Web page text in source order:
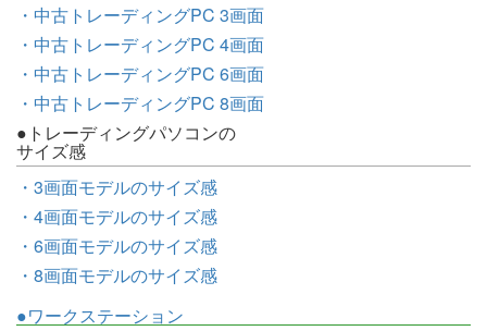
・中古トレーディングPC 3画面
・中古トレーディングPC 4画面
・中古トレーディングPC 6画面
・中古トレーディングPC 8画面
●トレーディングパソコンの
サイズ感
・3画面モデルのサイズ感
・4画面モデルのサイズ感
・6画面モデルのサイズ感
・8画面モデルのサイズ感
●ワークステーション